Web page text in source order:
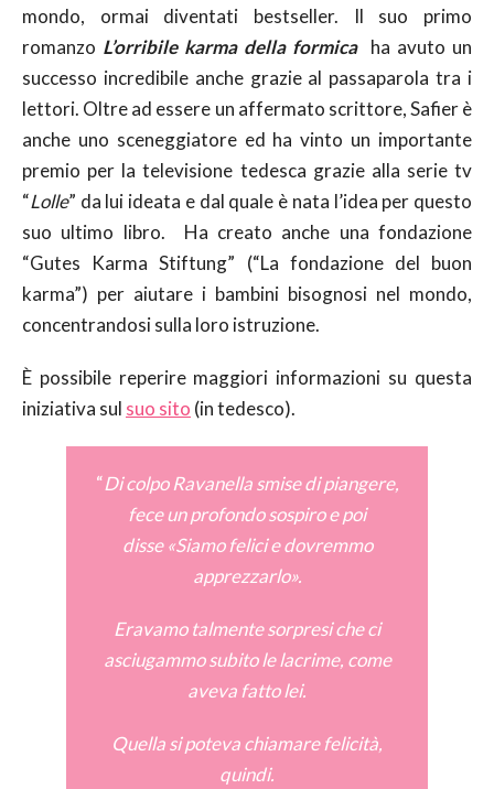
mondo, ormai diventati bestseller. Il suo primo
romanzo L’orribile karma della formicaha avuto un
successo incredibile anche grazie al passaparola tra i
lettori. Oltre ad essere un affermato scrittore, Safier è
anche uno sceneggiatore ed ha vinto un importante
premio per la televisione tedesca grazie alla serie tv
“Lolle” da lui ideata e dal quale è nata l’idea per questo
suo ultimo libro. Ha creato anche una fondazione
“Gutes Karma Stiftung” (“La fondazione del buon
karma”) per aiutare i bambini bisognosi nel mondo,
concentrandosi sulla loro istruzione.
È possibile reperire maggiori informazioni su questa
iniziativa sul suo sito (in tedesco).
“Di colpo Ravanella smise di piangere,
fece un profondo sospiro e poi
disse «Siamo felici e dovremmo
apprezzarlo».
Eravamo talmente sorpresi che ci
asciugammo subito le lacrime, come
aveva fatto lei.
Quella si poteva chiamare felicità,
quindi.